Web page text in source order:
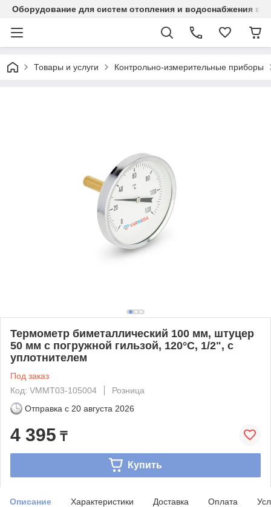
Оборудование для систем отопления и водоснабжения в
Товары и услуги Контрольно-измерительные приборы
Термометр биметаллический 100 мм, штуцер
50 мм с погружной гильзой, 120°С, 1/2", с
уплотнителем
Под заказ
Код: VMMT03-105004
Розница
Отправка с 20 августа 2026
4 395 ₸
Купить
Описание Характеристики Доставка Оплата